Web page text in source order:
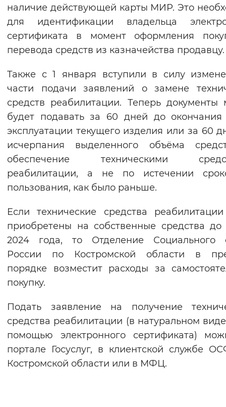
наличие действующей карты МИР. Это
для идентификации владельца
сертификата в момент оформления
перевода средств из казначейства продавцу.
Также с 1 января вступили в силу
части подачи заявлений о замене
средств реабилитации. Теперь документы
будет подавать за 60 дней до окончания
эксплуатации текущего изделия или за 60
исчерпания выделенного объёма
обеспечение техническими
реабилитации, а не по истечении
пользования, как было раньше.
Если технические средства
приобретены на собственные средства до
2024 года, то Отделение Социального
России по Костромской области в
порядке возместит расходы за
покупку.
Подать заявление на получение
средства реабилитации (в натуральном
помощью электронного сертификата)
портале Госуслуг, в клиентской службе
Костромской области или в МФЦ.